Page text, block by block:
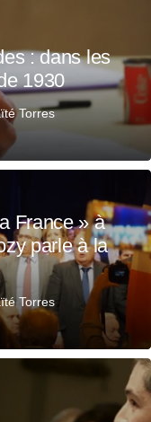
: dans les
1930
Torres
France » à
parle à la
Torres